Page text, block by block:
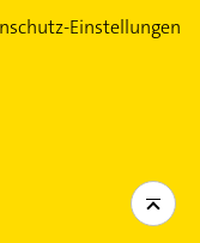
Einstellungen